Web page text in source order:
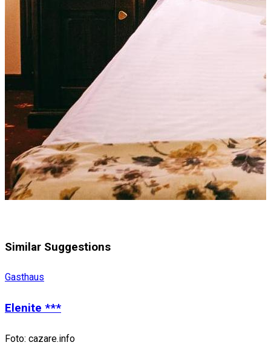
Similar Suggestions
Gasthaus
Elenite ***
Foto: cazare.info